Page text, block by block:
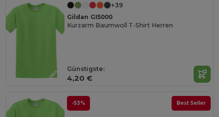
+39
Gildan GI5000
Kurzarm Baumwoll T-Shirt Herren
Günstigste:
4,20 €
-53% Best Seller